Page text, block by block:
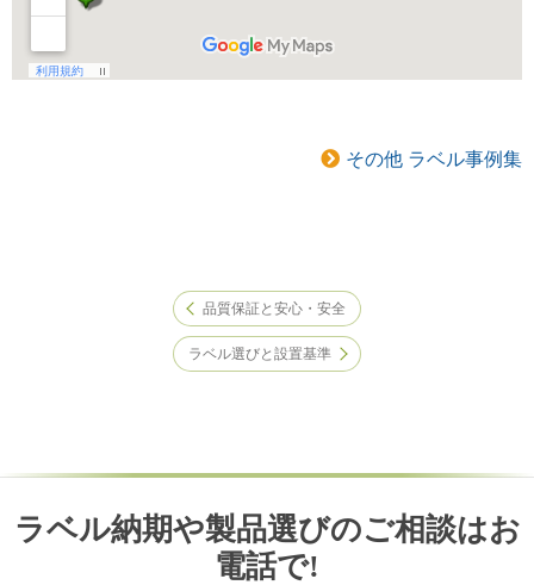
その他 ラベル事例集
品質保証と安心・安全
ラベル選びと設置基準
ラベル納期や製品選びのご相談はお
電話で!